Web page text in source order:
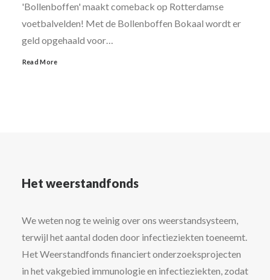
'Bollenboffen' maakt comeback op Rotterdamse
voetbalvelden! Met de Bollenboffen Bokaal wordt er
geld opgehaald voor…
Read More
Het weerstandfonds
We weten nog te weinig over ons weerstandsysteem,
terwijl het aantal doden door infectieziekten toeneemt.
Het Weerstandfonds financiert onderzoeksprojecten
in het vakgebied immunologie en infectieziekten, zodat